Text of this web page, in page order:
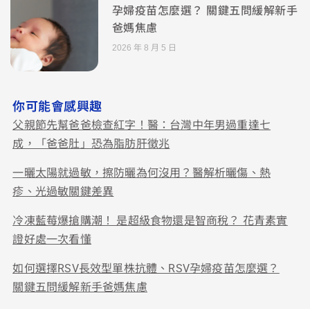
孕婦疫苗怎麼選？ 關鍵五問緩解新手
爸媽焦慮
2026 年 8 月 5 日
你可能會感興趣
父親節先幫爸爸檢查紅字！醫：台灣中年男過重達七
成，「爸爸肚」恐為脂肪肝徵兆
一曬太陽就過敏，擦防曬為何沒用？醫解析曬傷、熱
疹、光過敏關鍵差異
冷凍藍莓爆搶購潮！ 是超級食物還是智商稅？ 花青素實
證好處一次看懂
如何選擇RSV長效型單株抗體、RSV孕婦疫苗怎麼選？
關鍵五問緩解新手爸媽焦慮